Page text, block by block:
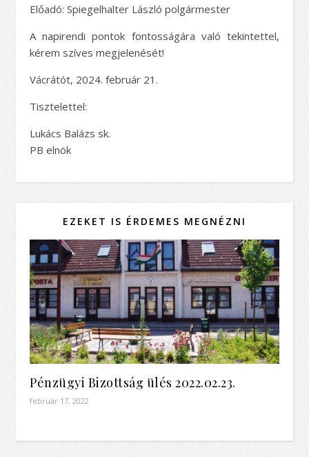
Előadó: Spiegelhalter László polgármester
A napirendi pontok fontosságára való tekintettel,
kérem szíves megjelenését!
Vácrátót, 2024. február 21.
Tisztelettel:
Lukács Balázs sk.
PB elnök
EZEKET IS ÉRDEMES MEGNÉZNI
Pénzügyi Bizottság ülés 2022.02.23.
február 17, 2022